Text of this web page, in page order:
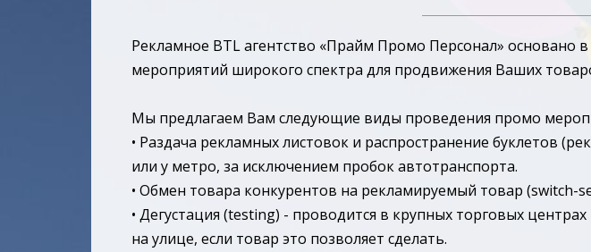
Рекламное BTL агентство «Прайм Промо Персонал»
мероприятий широкого спектра для продвижения Ваших
Мы предлагаем Вам следующие виды проведения промо
• Раздача рекламных листовок и распространение буклетов
или у метро, за исключением пробок автотранспорта.
• Обмен товара конкурентов на рекламируемый товар (switch-
• Дегустация (testing) - проводится в крупных торговых
на улице, если товар это позволяет сделать.